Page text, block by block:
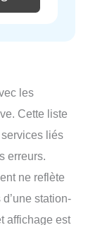
les
Cette liste
liés
erreurs.
ne reflète
station-
affichage est